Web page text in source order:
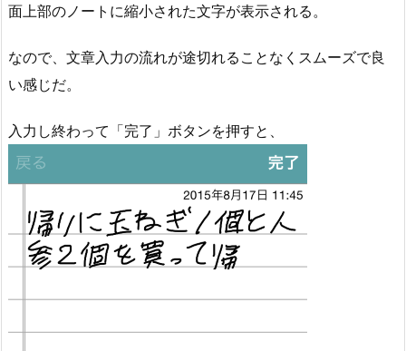
面上部のノートに縮小された文字が表示される。
なので、文章入力の流れが途切れることなくスムーズで良
い感じだ。
入力し終わって「完了」ボタンを押すと、